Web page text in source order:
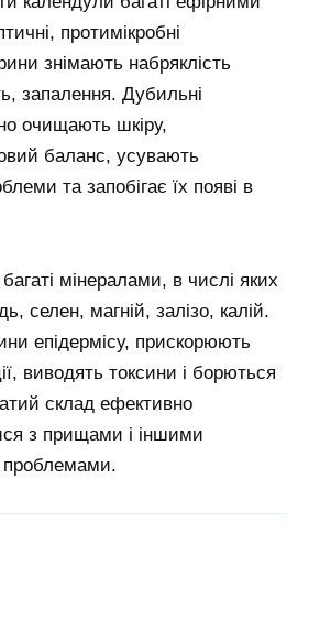
протимікробні
знімають набряклість
запалення. Дубильні
очищають шкіру,
баланс, усувають
та запобігає їх появі в
багаті мінералами, в числі яких
селен, магній, залізо, калій.
епідермісу, прискорюють
виводять токсини і борються
склад ефективно
з прищами і іншими
проблемами.